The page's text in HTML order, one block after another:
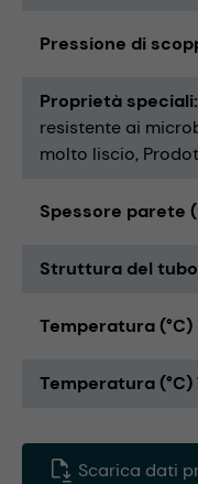
Pressione di
Proprietà speciali
resistente ai
molto liscio
Spessore parete
Struttura del tubo
Temperatura (°C)
Temperatura
Scarica dati